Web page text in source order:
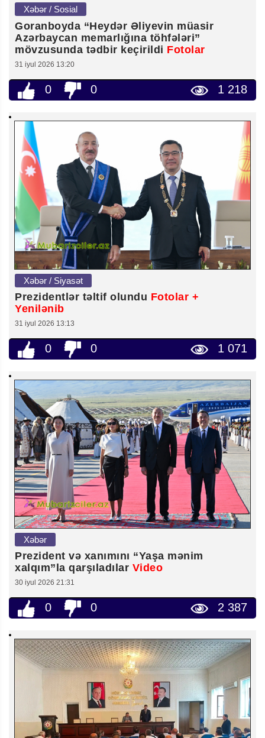
Xəbər / Sosial
Goranboyda “Heydər Əliyevin müasir
Azərbaycan memarlığına töhfələri”
mövzusunda tədbir keçirildi Fotolar
31 iyul 2026 13:20
0 0 1 218
Xəbər / Siyasət
Prezidentlər təltif olundu Fotolar +
Yenilənib
31 iyul 2026 13:13
0 0 1 071
Xəbər
Prezident və xanımını “Yaşa mənim
xalqım”la qarşıladılar Video
30 iyul 2026 21:31
0 0 2 387